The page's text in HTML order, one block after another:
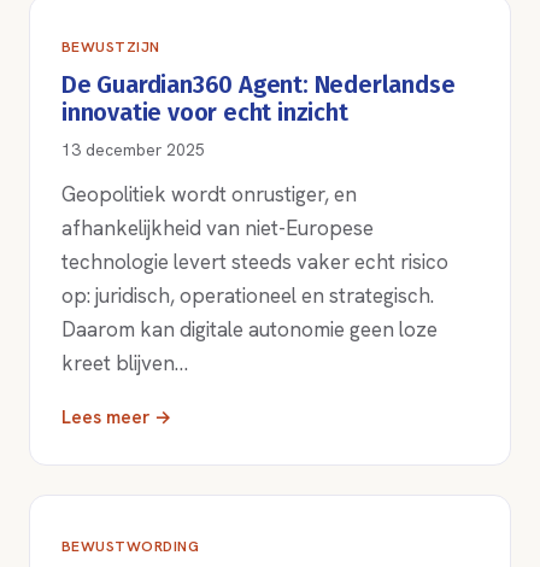
BEWUSTZIJN
De Guardian360 Agent: Nederlandse
innovatie voor echt inzicht
13 december 2025
Geopolitiek wordt onrustiger, en
afhankelijkheid van niet-Europese
technologie levert steeds vaker echt risico
op: juridisch, operationeel en strategisch.
Daarom kan digitale autonomie geen loze
kreet blijven…
Lees meer →
BEWUSTWORDING